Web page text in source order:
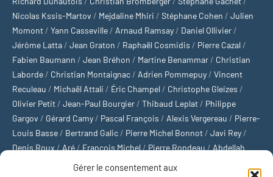
Gérer le consentement aux
Nicolas Kssis-Martov / Mejdaline Mhiri / Stéphane Cohen / Julien
Momont / Yann Casseville / Arnaud Ramsay / Daniel Ollivier /
Jérôme Latta / Jean Graton / Raphaël Cosmidis / Pierre Cazal /
Fabien Baumann / Jean Bréhon / Martine Benammar / Christian
Laborde / Christian Montaignac / Adrien Pommepuy / Vincent
Reculeau / Michaël Attali / Éric Champel / Christophe Gleizes /
Olivier Petit / Jean-Paul Bourgier / Thibaud Leplat / Philippe
Gargov / Gérard Camy / Pascal François / Alexis Vergereau / Pierre-
Louis Basse / Bertrand Galic / Pierre Michel Bonnot / Javi Rey /
Denis Roux / Aré / François Michel / Pierre Rondeau / Abdellah
Michaël Delépine